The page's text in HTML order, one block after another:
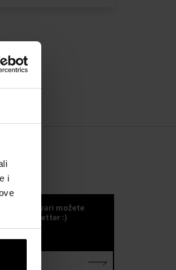
i
odlične stvari možete
naš kokuletter :)